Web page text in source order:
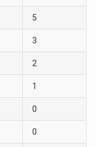
5
3
2
1
0
0